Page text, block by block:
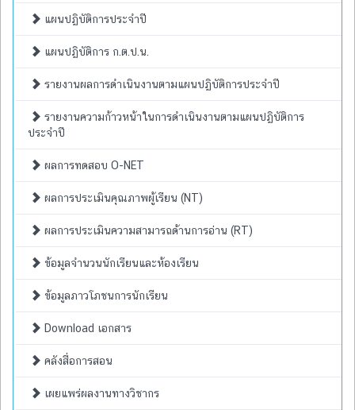
แผนปฏิบัติการประจำปี
แผนปฏิบัติการ ก.ต.ป.น.
รายงานผลการดำเนินงานตามแผนปฏิบัติการประจำปี
รายงานความก้าวหน้าในการดำเนินงานตามแผนปฏิบัติการ
ประจำปี
ผลการทดสอบ O-NET
ผลการประเมินคุณภาพผู้เรียน (NT)
ผลการประเมินความสามารถด้านการอ่าน (RT)
ข้อมูลจำนวนนักเรียนและห้องเรียน
ข้อมูลภาวโภชนการนักเรียน
Download เอกสาร
คลังสื่อการสอน
เผยแพร่ผลงานทางวิชากร